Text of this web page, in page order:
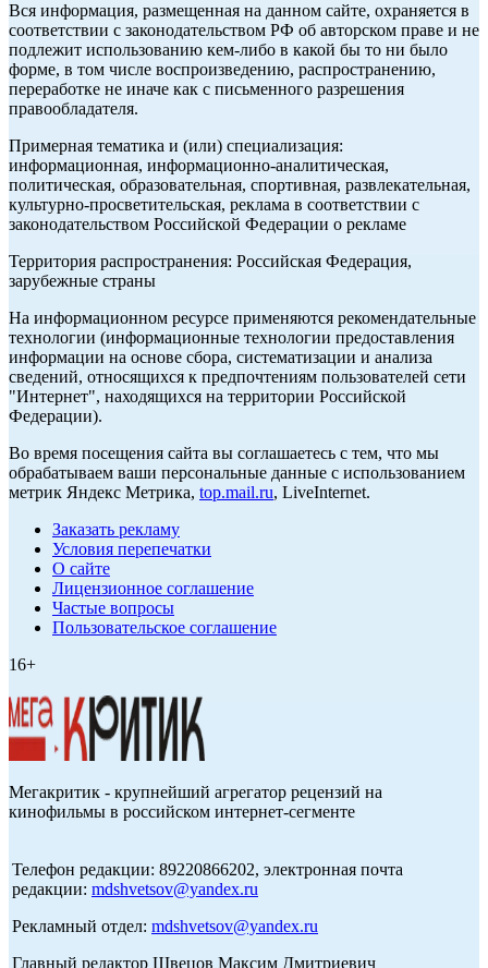
Вся информация, размещенная на данном сайте, охраняется в
соответствии с законодательством РФ об авторском праве и не
подлежит использованию кем-либо в какой бы то ни было
форме, в том числе воспроизведению, распространению,
переработке не иначе как с письменного разрешения
правообладателя.
Примерная тематика и (или) специализация:
информационная, информационно-аналитическая,
политическая, образовательная, спортивная, развлекательная,
культурно-просветительская, реклама в соответствии с
законодательством Российской Федерации о рекламе
Территория распространения: Российская Федерация,
зарубежные страны
На информационном ресурсе применяются рекомендательные
технологии (информационные технологии предоставления
информации на основе сбора, систематизации и анализа
сведений, относящихся к предпочтениям пользователей сети
"Интернет", находящихся на территории Российской
Федерации).
Во время посещения сайта вы соглашаетесь с тем, что мы
обрабатываем ваши персональные данные с использованием
метрик Яндекс Метрика, top.mail.ru, LiveInternet.
Заказать рекламу
Условия перепечатки
О сайте
Лицензионное соглашение
Частые вопросы
Пользовательское соглашение
16+
Мегакритик - крупнейший агрегатор рецензий на
кинофильмы в российском интернет-сегменте
Телефон редакции: 89220866202, электронная почта
редакции: mdshvetsov@yandex.ru
Рекламный отдел: mdshvetsov@yandex.ru
Главный редактор Швецов Максим Дмитриевич